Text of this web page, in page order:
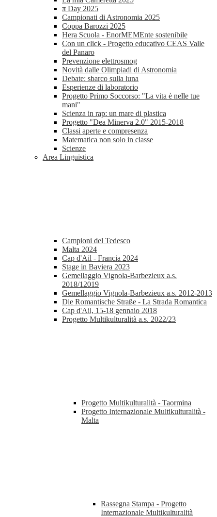
π Day 2025
Campionati di Astronomia 2025
Coppa Barozzi 2025
Hera Scuola - EnorMEMEnte sostenibile
Con un click - Progetto educativo CEAS Valle
del Panaro
Prevenzione elettrosmog
Novità dalle Olimpiadi di Astronomia
Debate: sbarco sulla luna
Esperienze di laboratorio
Progetto Primo Soccorso: "La vita è nelle tue
mani"
Scienza in rap: un mare di plastica
Progetto "Dea Minerva 2.0" 2015-2018
Classi aperte e compresenza
Matematica non solo in classe
Scienze
Area Linguistica
Campioni del Tedesco
Malta 2024
Cap d'Ail - Francia 2024
Stage in Baviera 2023
Gemellaggio Vignola-Barbezieux a.s.
2018/12019
Gemellaggio Vignola-Barbezieux a.s. 2012-2013
Die Romantische Straße - La Strada Romantica
Cap d'Ail, 15-18 gennaio 2018
Progetto Multikulturalità a.s. 2022/23
Progetto Multikulturalità - Taormina
Progetto Internazionale Multikulturalità -
Malta
Rassegna Stampa - Progetto
Internazionale Multikulturalità